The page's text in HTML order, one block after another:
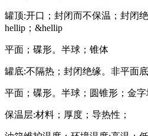
罐顶:开口；封闭而不保温；封闭
hellip；&hellip
平面；碟形。半球；锥体
罐底:不隔热；封闭绝缘。非平面
平面；碟形。半球；圆锥形；金字
保温层:材料；厚度；导热性；